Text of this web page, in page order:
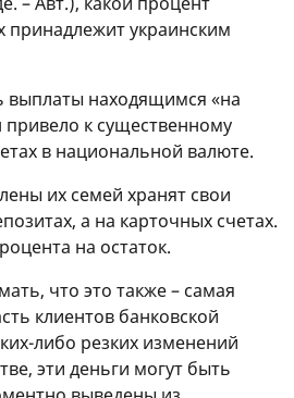
принадлежит украинским
находящимся «на
привело к существенному
в национальной валюте.
их семей хранят свои
а на карточных счетах.
на остаток.
что это также – самая
клиентов банковской
либо резких изменений
эти деньги могут быть